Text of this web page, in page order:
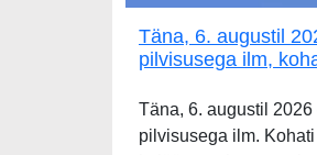
Täna, 6. augustil
pilvisusega ilm,
Täna, 6. augustil
pilvisusega ilm.